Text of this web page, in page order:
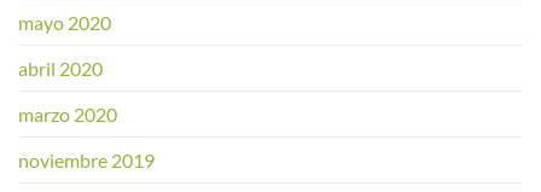
mayo 2020
abril 2020
marzo 2020
noviembre 2019